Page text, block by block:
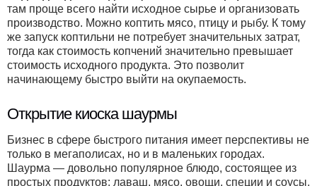
там проще всего найти исходное сырье и организовать
производство. Можно коптить мясо, птицу и рыбу. К тому
же запуск коптильни не потребует значительных затрат,
тогда как стоимость копчений значительно превышает
стоимость исходного продукта. Это позволит
начинающему быстро выйти на окупаемость.
Открытие киоска шаурмы
Бизнес в сфере быстрого питания имеет перспективы не
только в мегаполисах, но и в маленьких городах.
Шаурма — довольно популярное блюдо, состоящее из
простых продуктов: лаваш, мясо, овощи, специи и соусы.